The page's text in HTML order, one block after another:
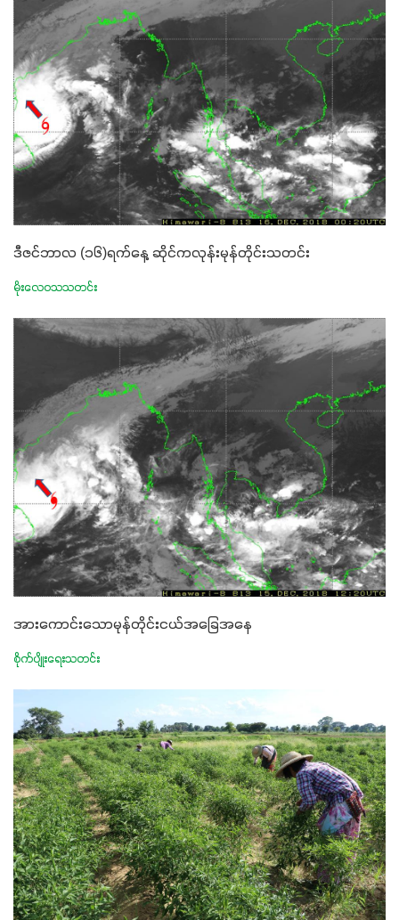
ဒီဇင်ဘာလ (၁၆)ရက်နေ့ ဆိုင်ကလုန်းမုန်တိုင်းသတင်း
မိုးလေဝသသတင်း
အားကောင်းသောမုန်တိုင်းငယ်အခြေအနေ
စိုက်ပျိုးရေးသတင်း